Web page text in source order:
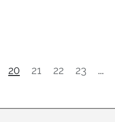
20 21 22 23 ...